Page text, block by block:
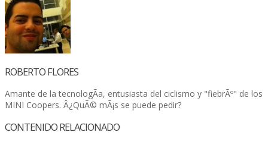
ROBERTO FLORES
Amante de la tecnologÃ­a, entusiasta del ciclismo y "fiebrÃº" de los
MINI Coopers. Â¿QuÃ© mÃ¡s se puede pedir?
CONTENIDO RELACIONADO